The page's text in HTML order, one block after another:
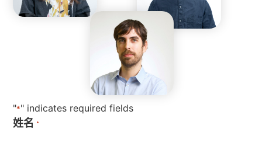
"*" indicates required fields
姓名 *